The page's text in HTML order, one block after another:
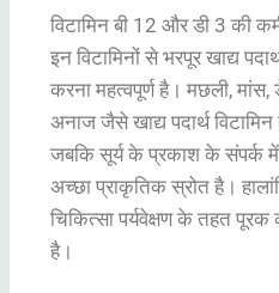
विटामिन बी 12 और डी 3 की
इन विटामिनों से भरपूर खाद्य
करना महत्वपूर्ण है। मछली, मांस,
अनाज जैसे खाद्य पदार्थ
जबकि सूर्य के प्रकाश के संपर्क
अच्छा प्राकृतिक स्रोत है।
चिकित्सा पर्यवेक्षण के तहत
है।